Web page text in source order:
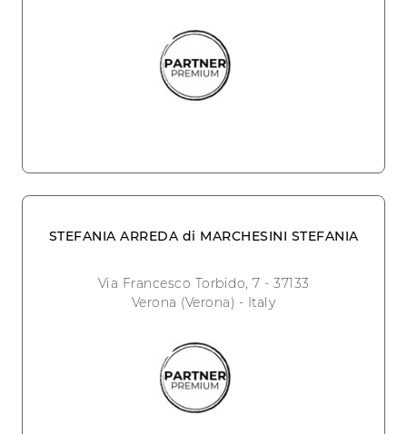
STEFANIA ARREDA di MARCHESINI STEFANIA
Via Francesco Torbido, 7 - 37133
Verona (Verona) - Italy